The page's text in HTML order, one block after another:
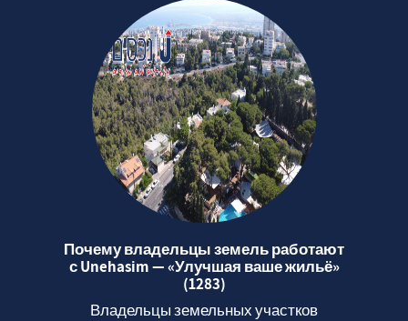
Почему владельцы земель работают
с Unehasim — «Улучшая ваше жильё»
(1283)
Владельцы земельных участков